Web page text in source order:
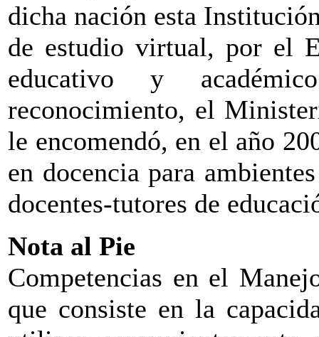
dicha nación esta
de estudio virtual, por el
educativo y
reconocimiento, el
le encomendó, en el año
en docencia para
docentes-tutores de
Nota al Pie
Competencias en el
que consiste en la